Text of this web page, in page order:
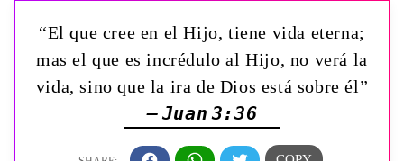
“El que cree en el Hijo, tiene vida eterna;
mas el que es incrédulo al Hijo, no verá la
vida, sino que la ira de Dios está sobre él”
— Juan 3:36